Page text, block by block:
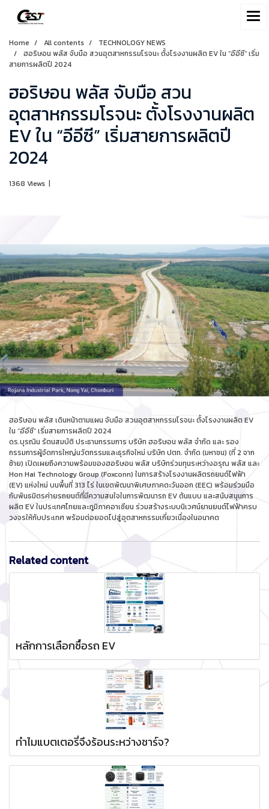
Home All contents
TECHNOLOGY NEWS
ฮอริษอน พลัส จับมือ สวนอุตสาหกรรมโรจนะ ตั้งโรงงานผลิต EV ใน “อีอีซี” เริ่ม
สายการผลิตปี 2024
ฮอริษอน พลัส จับมือ สวน
อุตสาหกรรมโรจนะ ตั้งโรงงานผลิต
EV ใน “อีอีซี” เริ่มสายการผลิตปี
2024
1368 Views |
ฮอริษอน พลัส เดินหน้าตามแผน จับมือ สวนอุตสาหกรรมโรจนะ ตั้งโรงงานผลิต EV
ใน “อีอีซี” เริ่มสายการผลิตปี 2024
ดร.บุรณิน รัตนสมบัติ ประธานกรรมการ บริษัท ฮอริษอน พลัส จำกัด และ รอง
กรรมการผู้จัดการใหญ่นวัตกรรมและธุรกิจใหม่ บริษัท ปตท. จำกัด (มหาชน) (ที่ 2 จาก
ซ้าย) เปิดเผยถึงความพร้อมของฮอริษอน พลัส บริษัทร่วมทุนระหว่างอรุณ พลัส และ
Hon Hai Technology Group (Foxconn) ในการสร้างโรงงานผลิตรถยนต์ไฟฟ้า
(EV) แห่งใหม่ บนพื้นที่ 313 ไร่ ในเขตพัฒนาพิเศษภาคตะวันออก (EEC) พร้อมร่วมมือ
กับพันธมิตรค่ายรถยนต์ที่มีความสนใจในการพัฒนารถ EV ต้นแบบ และสนับสนุนการ
ผลิต EV ในประเทศไทยและภูมิภาคอาเซียน ร่วมสร้างระบบนิเวศน์ยานยนต์ไฟฟ้าครบ
วงจรให้กับประเทศ พร้อมต่อยอดไปสู่อุตสาหกรรมเกี่ยวเนื่องในอนาคต
Related content
หลักการเลือกซื้อรถ EV
ทำไมแบตเตอรี่จึงร้อนระหว่างชาร์จ?